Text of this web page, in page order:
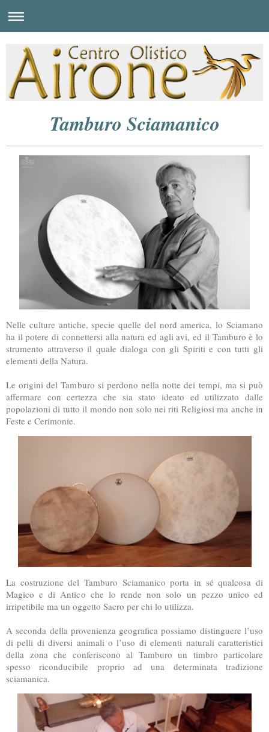
Tamburo Sciamanico
Nelle culture antiche, specie quelle del nord america, lo Sciamano
ha il potere di connettersi alla natura ed agli avi, ed il Tamburo è lo
strumento attraverso il quale dialoga con gli Spiriti e con tutti gli
elementi della Natura.
Le origini del Tamburo si perdono nella notte dei tempi, ma si può
affermare con certezza che sia stato ideato ed utilizzato dalle
popolazioni di tutto il mondo non solo nei riti Religiosi ma anche in
Feste e Cerimonie.
La costruzione del Tamburo Sciamanico porta in sé qualcosa di
Magico e di Antico che lo rende non solo un pezzo unico ed
irripetibile ma un oggetto Sacro per chi lo utilizza.
A seconda della provenienza geografica possiamo distinguere l’uso
di pelli di diversi animali o l’uso di elementi naturali caratteristici
della zona che conferiscono al Tamburo un timbro particolare
spesso riconducibile proprio ad una determinata tradizione
sciamanica.